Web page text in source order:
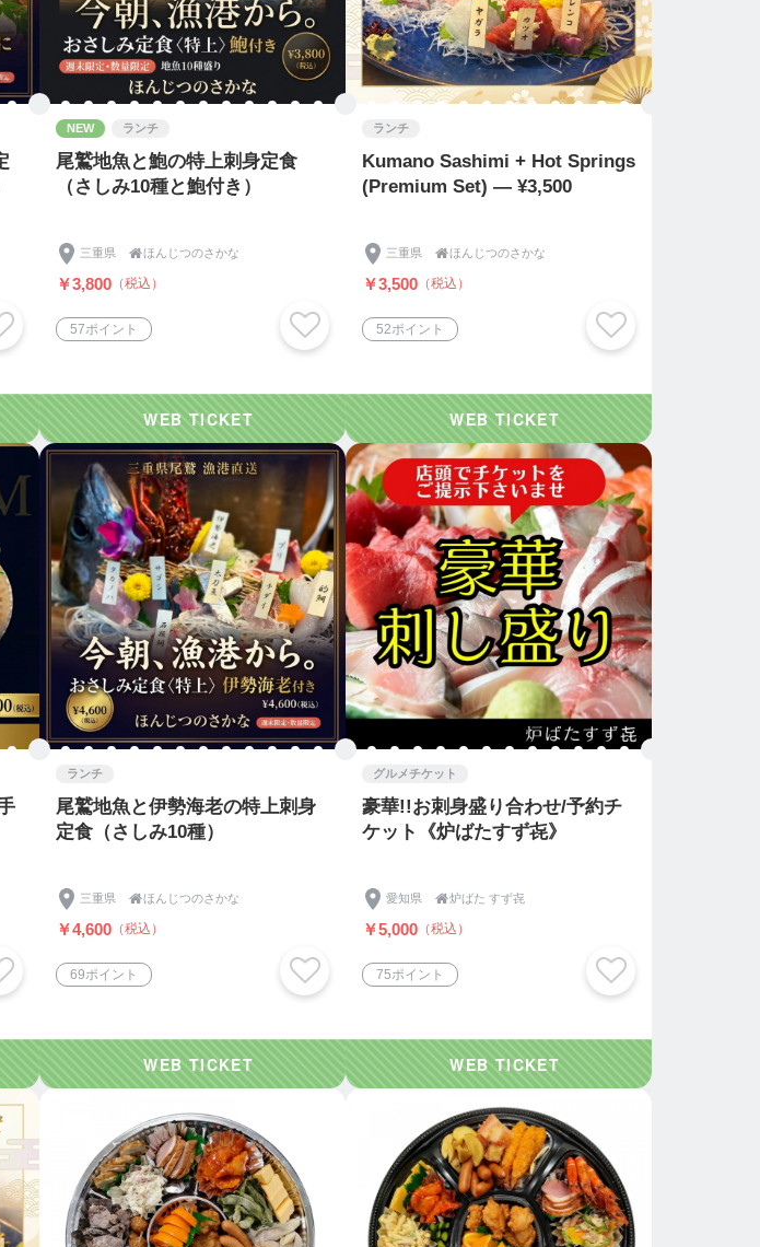
NEW ランチ
尾鷲地魚と鮑の特上刺身定食
（さしみ10種と鮑付き）
三重県 ほんじつのさかな
￥3,800 （税込）
57ポイント
ランチ
Kumano Sashimi + Hot Springs
(Premium Set) — ¥3,500
三重県 ほんじつのさかな
￥3,500 （税込）
52ポイント
ランチ
尾鷲地魚と伊勢海老の特上刺身
定食（さしみ10種）
三重県 ほんじつのさかな
￥4,600 （税込）
69ポイント
グルメチケット
豪華!!お刺身盛り合わせ/予約チ
ケット《炉ばたすず㐂》
愛知県 炉ばた すず㐂
￥5,000 （税込）
75ポイント